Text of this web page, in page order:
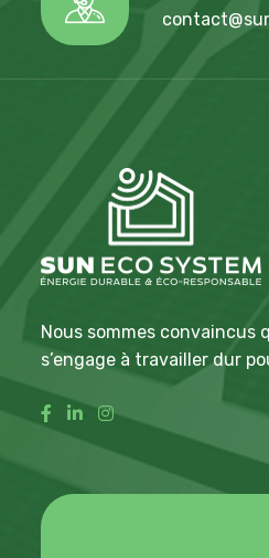
Nous sommes convaincus
s’engage à travailler dur